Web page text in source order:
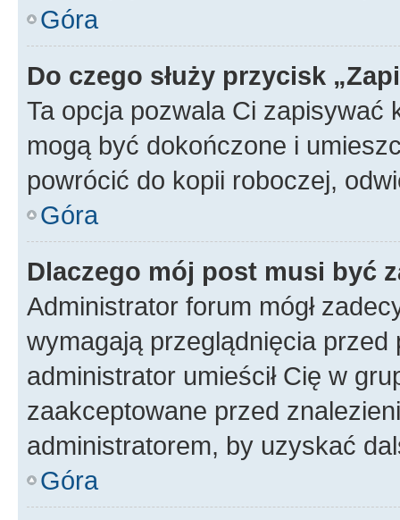
Góra
Do czego służy przycisk
Ta opcja pozwala Ci zapisywać
mogą być dokończone i
powrócić do kopii roboczej,
Góra
Dlaczego mój post musi być
Administrator forum mógł
wymagają przeglądnięcia
administrator umieścił Cię w
zaakceptowane przed
administratorem, by uzyskać
Góra